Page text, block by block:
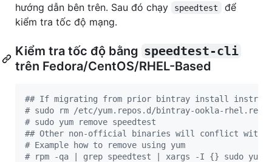
hướng dẫn bên trên. Sau đó chạy
speedtest
để
kiểm tra tốc độ mạng.
Kiểm tra tốc độ bằng speedtest-cli
trên Fedora/CentOS/RHEL-Based
## If migrating from prior bintray install
# sudo rm /etc/yum.repos.d/bintray-ookla-rhel.repo
# sudo yum remove speedtest
## Other non-official binaries will conflict with
# Example how to remove using yum
# rpm -qa | grep speedtest | xargs -I {} sudo yum -